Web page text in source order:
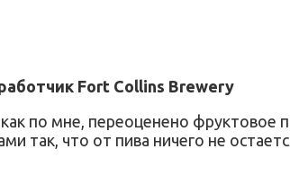
Fort Collins Brewery
по мне, переоценено фруктовое
что от пива ничего не